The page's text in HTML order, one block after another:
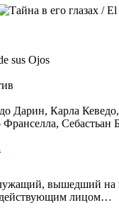
sus Ojos
Дарин, Карла
вышедший на
действующим лицом…